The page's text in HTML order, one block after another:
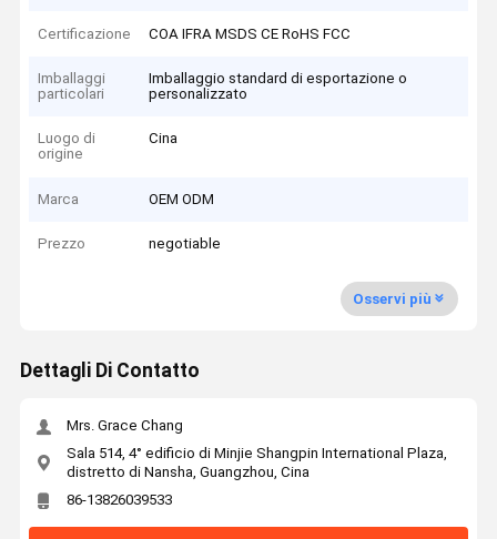
Certificazione COA IFRA MSDS CE RoHS FCC
Imballaggi
particolari
Imballaggio standard di esportazione o
personalizzato
Luogo di
origine
Cina
Marca OEM ODM
Prezzo negotiable
Osservi più
Dettagli Di Contatto
Mrs. Grace Chang
Sala 514, 4° edificio di Minjie Shangpin International Plaza,
distretto di Nansha, Guangzhou, Cina
86-13826039533